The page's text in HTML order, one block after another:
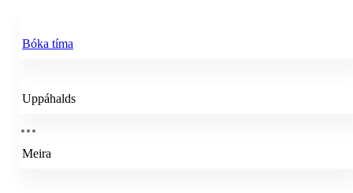
Bóka tíma
Uppáhalds
Meira